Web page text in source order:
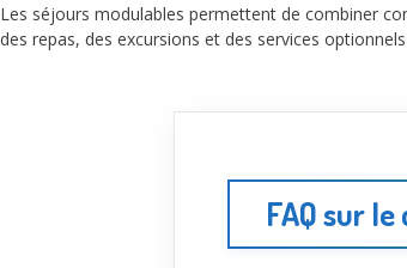
Les séjours modulables permettent de combiner
des repas, des excursions et des services
FAQ sur